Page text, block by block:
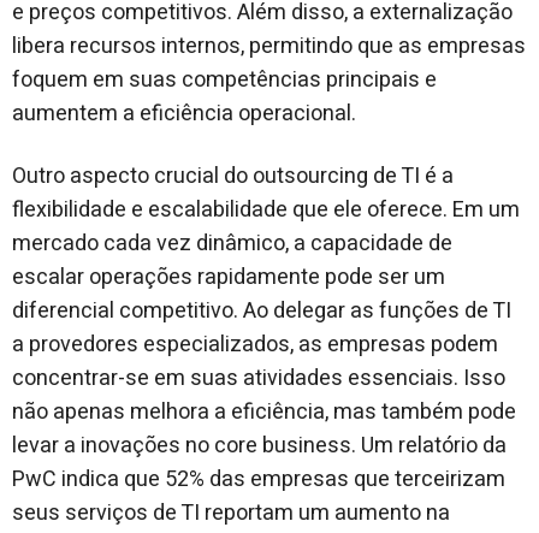
e preços competitivos. Além disso, a externalização
libera recursos internos, permitindo que as empresas
foquem em suas competências principais e
aumentem a eficiência operacional.
Outro aspecto crucial do outsourcing de TI é a
flexibilidade e escalabilidade que ele oferece. Em um
mercado cada vez dinâmico, a capacidade de
escalar operações rapidamente pode ser um
diferencial competitivo. Ao delegar as funções de TI
a provedores especializados, as empresas podem
concentrar-se em suas atividades essenciais. Isso
não apenas melhora a eficiência, mas também pode
levar a inovações no core business. Um relatório da
PwC indica que 52% das empresas que terceirizam
seus serviços de TI reportam um aumento na